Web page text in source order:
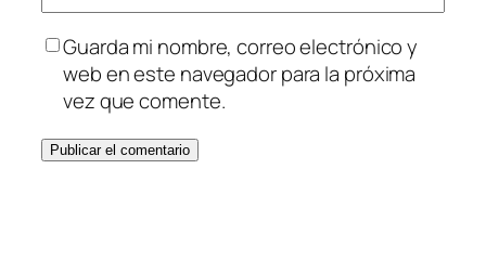
Guarda mi nombre, correo electrónico y
web en este navegador para la próxima
vez que comente.